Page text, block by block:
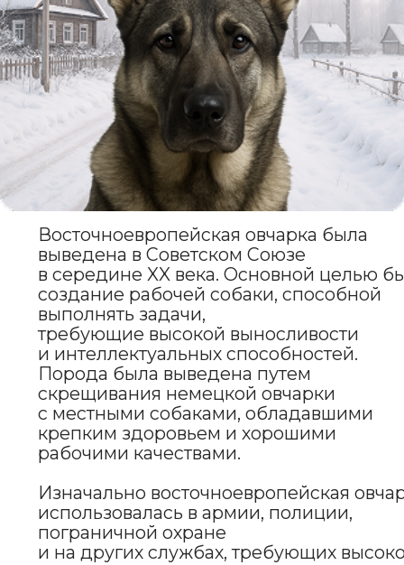
Восточноевропейская овчарка —
это большая, мощная и мускулистая
собака. Высота в холке у самцов
варьируется от 65 до 75 см, у самок
от 60 до 70 см. Вес этих собак
обычно колеблется от 30 до 45 кг,
в зависимости от пола
и индивидуальных особенностей.
Собаки этой породы обладают
крепким телосложением,
что придает им впечатляющий
и уверенный вид.
овчарки длинная, густая и плотная,
что делает её отличным
защитником от холода и внешних
воздействий. Окрас обычно серый,
черный с рыжими отметинами
или черный с серебристым
ВНЕШНИЙ ВИД